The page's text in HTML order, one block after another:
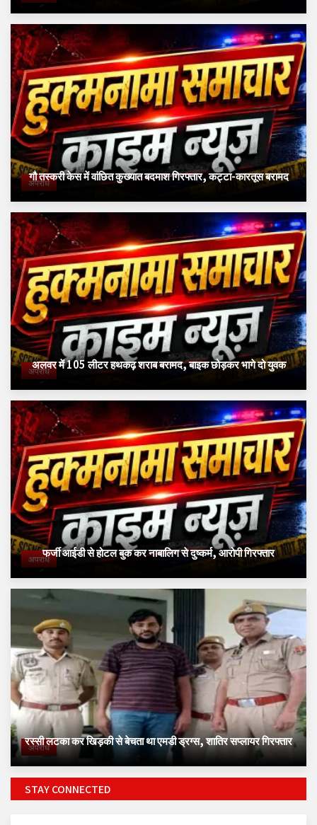
अपराध
गौ तस्करी केस में वांछित कुख्यात बदमाश गिरफ्तार, कट्टा-कारतूस बरामद
अपराध
अलवर में 105 लीटर हथकढ़ शराब बरामद, बाइक छोड़कर भागे दो युवक
अपराधफर्जी आईडी से होटल बुक कर नाबालिग से दुष्कर्म, आरोपी गिरफ्तार
अपराध
रस्सी लटका कर खिड़की से बेचता था एमडी ड्रग्स, शातिर सप्लायर गिरफ्तार
STAY CONNECTED